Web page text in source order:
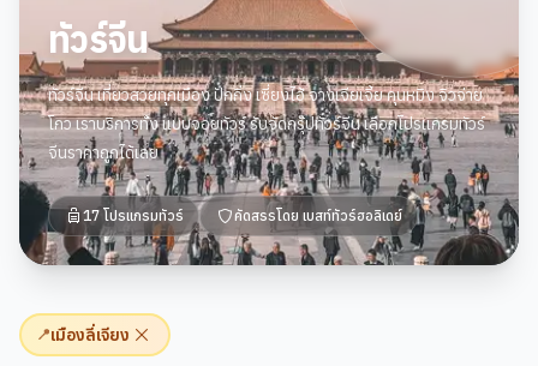
ทัวร์จีน
ทัวร์จีน เที่ยวสวยทุกเมือง ปักกิ่ง เซี่ยงไฮ้ จางเจียเจี้ย คุนหมิง จิวจ่าย
โกว เราบริการทั้ง แบบจอยทัวร์ รับจัดกรุ๊ปทัวร์จีน เลือกโปรแกรมทัวร์
จีนราคาถูกได้เลย
17 โปรแกรมทัวร์ คัดสรรโดย เบสท์ทัวร์ฮอลิเดย์
📍เมืองลี่เจียง